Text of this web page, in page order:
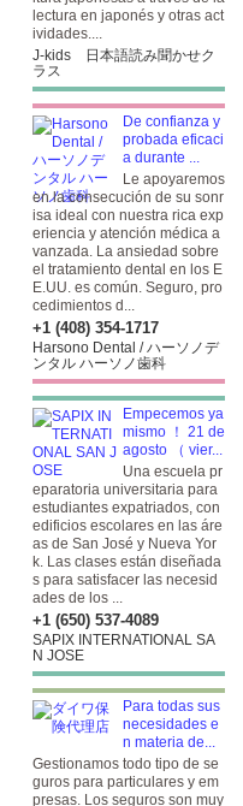
lectura en japonés y otras act
ividades....
J-kids 日本語読み聞かせク
ラス
De confianza y
probada eficaci
a durante ...
Le apoyaremos
en la consecución de su sonr
isa ideal con nuestra rica exp
eriencia y atención médica a
vanzada. La ansiedad sobre
el tratamiento dental en los E
E.UU. es común. Seguro, pro
cedimientos d...
+1 (408) 354-1717
Harsono Dental / ハーソノデ
ンタル ハーソノ歯科
Empecemos ya
mismo ！ 21 de
agosto （ vier...
Una escuela pr
eparatoria universitaria para
estudiantes expatriados, con
edificios escolares en las áre
as de San José y Nueva Yor
k. Las clases están diseñada
s para satisfacer las necesid
ades de los ...
+1 (650) 537-4089
SAPIX INTERNATIONAL SA
N JOSE
Para todas sus
necesidades e
n materia de...
Gestionamos todo tipo de se
guros para particulares y em
presas. Los seguros son muy